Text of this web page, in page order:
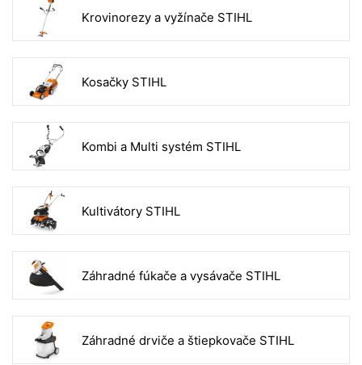
Krovinorezy a vyžínače STIHL
Kosačky STIHL
Kombi a Multi systém STIHL
Kultivátory STIHL
Záhradné fúkače a vysávače STIHL
Záhradné drviče a štiepkovače STIHL